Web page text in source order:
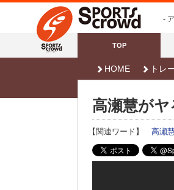
-
TOP
HOME トレ
高瀬慧が
【関連ワード】 高瀬